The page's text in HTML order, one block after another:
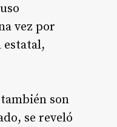
vez por
estatal,
son
se reveló